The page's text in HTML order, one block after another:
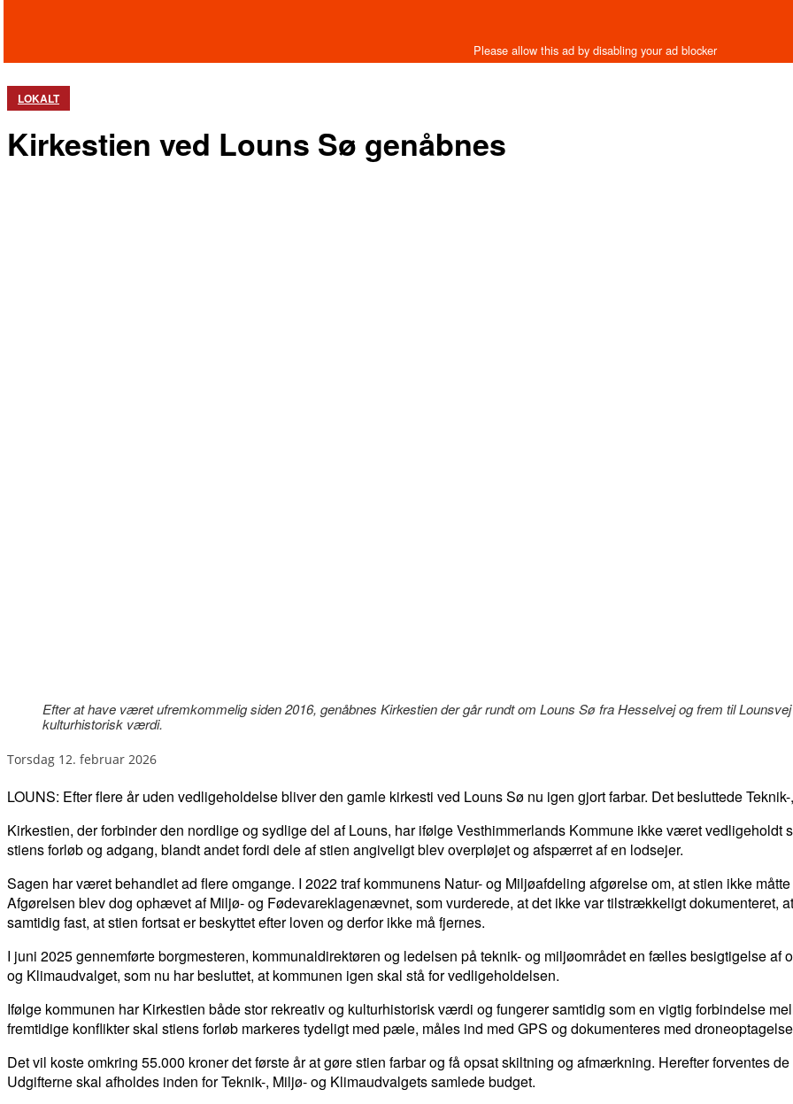
LOKALT
Kirkestien ved Louns Sø genåbnes
Efter at have været ufremkommelig siden 2016, genåbnes Kirkestien der går rundt om Louns Sø fra Hesselvej og frem til
kulturhistorisk værdi.
torsdag 12. februar 2026
LOUNS: Efter flere år uden vedligeholdelse bliver den gamle kirkesti ved Louns Sø nu igen gjort farbar. Det besluttede
Kirkestien, der forbinder den nordlige og sydlige del af Louns, har ifølge Vesthimmerlands Kommune ikke været vedligeholdt
stiens forløb og adgang, blandt andet fordi dele af stien angiveligt blev overpløjet og afspærret af en lodsejer.
Sagen har været behandlet ad flere omgange. I 2022 traf kommunens Natur- og Miljøafdeling afgørelse om, at stien ikke
Afgørelsen blev dog ophævet af Miljø- og Fødevareklagenævnet, som vurderede, at det ikke var tilstrækkeligt dokumenteret,
samtidig fast, at stien fortsat er beskyttet efter loven og derfor ikke må fjernes.
I juni 2025 gennemførte borgmesteren, kommunaldirektøren og ledelsen på teknik- og miljøområdet en fælles besigtigelse af
og Klimaudvalget, som nu har besluttet, at kommunen igen skal stå for vedligeholdelsen.
Ifølge kommunen har Kirkestien både stor rekreativ og kulturhistorisk værdi og fungerer samtidig som en vigtig forbindelse
fremtidige konflikter skal stiens forløb markeres tydeligt med pæle, måles ind med GPS og dokumenteres med
Det vil koste omkring 55.000 kroner det første år at gøre stien farbar og få opsat skiltning og afmærkning. Herefter forventes
Udgifterne skal afholdes inden for Teknik-, Miljø- og Klimaudvalgets samlede budget.